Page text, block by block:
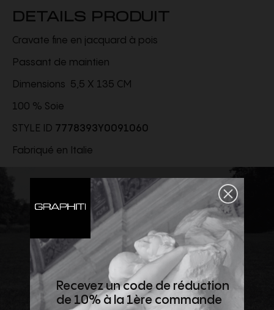
DETAILS PRODUIT
Cravate fine en jacquard à pois
Passant de maintien
Dimensions 5,5 X 135 CM
100 % Soie
STYLE ID 7778393Y0091060
Fabriqué en Italie
Recevez un code de réduction
de 10% à la 1ère commande